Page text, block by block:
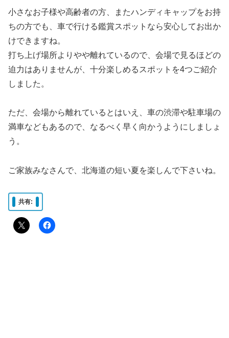
小さなお子様や高齢者の方、またハンディキャップをお持
ちの方でも、車で行ける鑑賞スポットなら安心してお出か
けできますね。
打ち上げ場所よりやや離れているので、会場で見るほどの
迫力はありませんが、十分楽しめるスポットを4つご紹介
しました。
ただ、会場から離れているとはいえ、車の渋滞や駐車場の
満車などもあるので、なるべく早く向かうようにしましょ
う。
ご家族みなさんで、北海道の短い夏を楽しんで下さいね。
共有: